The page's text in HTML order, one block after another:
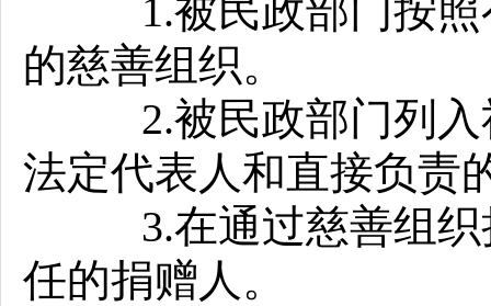
1.被民政部门按照
的慈善组织。
2.被民政部门列入
法定代表人和直接负责
3.在通过慈善组织
任的捐赠人。